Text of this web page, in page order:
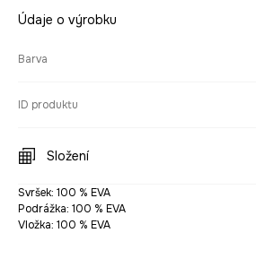
Údaje o výrobku
Barva
ID produktu
Složení
Svršek: 100 % EVA
Podrážka: 100 % EVA
Vložka: 100 % EVA